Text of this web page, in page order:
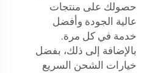
حصولك على منتجات
عالية الجودة وأفضل
خدمة في كل مرة.
بالإضافة إلى ذلك، بفضل
خيارات الشحن السريع